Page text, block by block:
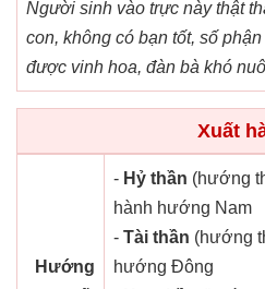
Người sinh vào trực này thật
con, không có bạn tốt, số
được vinh hoa, đàn bà khó
Xuất
Hướng
- Hỷ thần (hướng
hành hướng Nam
- Tài thần (hướng
hướng Đông